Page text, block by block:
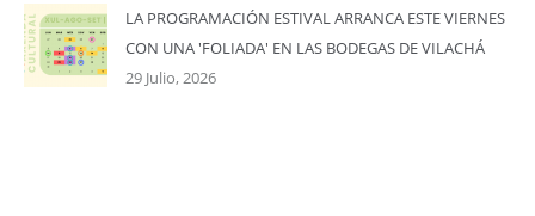
LA PROGRAMACIÓN ESTIVAL ARRANCA ESTE VIERNES
CON UNA 'FOLIADA' EN LAS BODEGAS DE VILACHÁ
29 Julio, 2026